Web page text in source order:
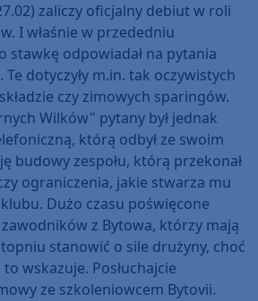
zaliczy oficjalny debiut w roli
I właśnie w przededniu
stawkę odpowiadał na pytania
dotyczyły m.in. tak oczywistych
czy zimowych sparingów.
Wilków" pytany był jednak
którą odbył ze swoim
budowy zespołu, którą przekonał
ograniczenia, jakie stwarza mu
Dużo czasu poświęcone
z Bytowa, którzy mają
stanowić o sile drużyny, choć
wskazuje. Posłuchajcie
ze szkoleniowcem Bytovii.